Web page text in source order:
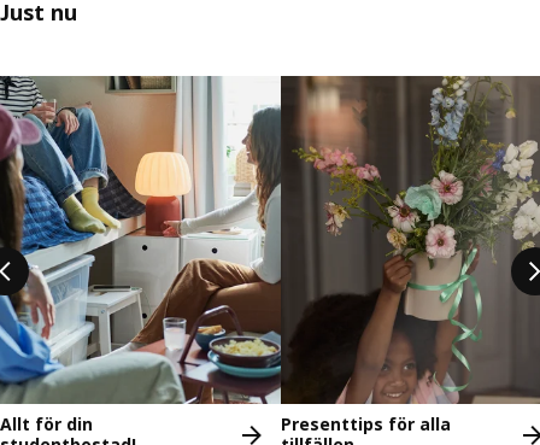
Just nu
Hoppa över listning
Allt för din
Presenttips för alla